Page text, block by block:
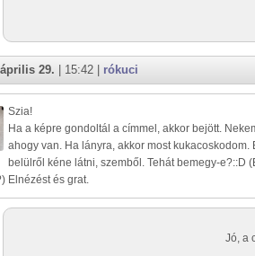
29. | 15:42 | rókuci
Szia!
Ha a képre gondoltál a címmel, akkor bejött.
ahogy van. Ha lányra, akkor most kukacoskodom.
belülről kéne látni, szemből. Tehát bemegy-e?::D
Elnézést és grat.
Jó, a